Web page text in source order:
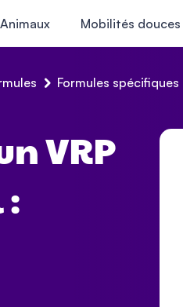
Animaux Mobilités douces
Formules spécifiques
VRP
: